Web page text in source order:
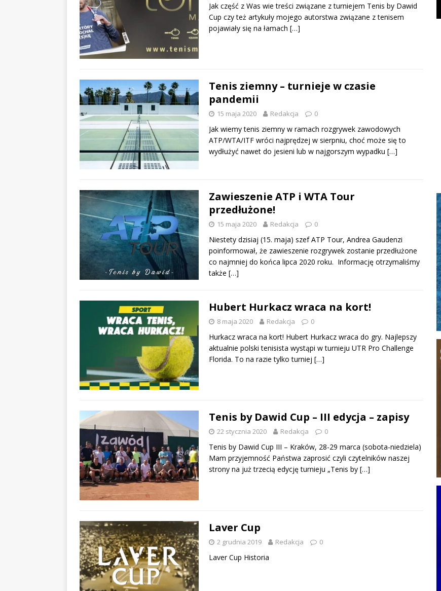
Jak część z Was wie treści związane z turniejem Tenis by Dawid
Cup czy też artykuły mojego autorstwa związane z tenisem
pojawiały się na łamach […]
Tenis ziemny – turnieje w czasie
pandemii
15 maja 2020 Redakcja 0
Jak wiemy tenis ziemny w ramach rozgrywek zawodowych
ATP/WTA/ITF wróci najprędzej w sierpniu, choć może się to
wydłużyć nawet do jesieni lub w najgorszym wypadku […]
Zawieszenie ATP i WTA Tour
przedłużone!
15 maja 2020 Redakcja 0
Niestety dzisiaj (15. maja) szef ATP Tour, Andrea Gaudenzi
poinformował, że zawieszenie rozgrywek zostanie przedłużone
co najmniej do końca lipca 2020 roku. Informację otrzymaliśmy
także […]
Hubert Hurkacz wraca na kort!
8 maja 2020 Redakcja 0
Hurkacz wraca na kort! Hubert Hurkacz wraca do gry. Najlepszy
aktualnie polski tenisista wystąpi w turnieju UTR Pro Challenge
Florida. To na razie tylko turniej […]
Tenis by Dawid Cup – III edycja – zapisy
22 stycznia 2020 Redakcja 0
Tenis by Dawid Cup III – Kraków, 28-29 marca (sobota-niedziela)
Mam przyjemność Państwa zaprosić czyli czytelników naszej
strony na już trzecią edycję turnieju „Tenis by […]
Laver Cup
2 grudnia 2019 Redakcja 0
Laver Cup Historia